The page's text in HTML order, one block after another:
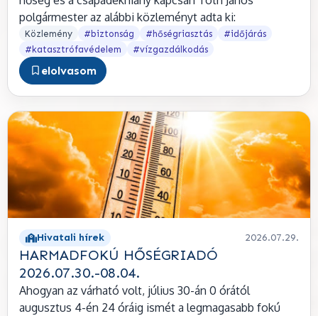
polgármester az alábbi közleményt adta ki:
Közlemény #biztonság #hőségriasztás
#időjárás
#katasztrófavédelem
#vízgazdálkodás
elolvasom
Hivatali hírek 2026.07.29.
HARMADFOKÚ HŐSÉGRIADÓ
2026.07.30.-08.04.
Ahogyan az várható volt, július 30-án 0 órától
augusztus 4-én 24 óráig ismét a legmagasabb fokú